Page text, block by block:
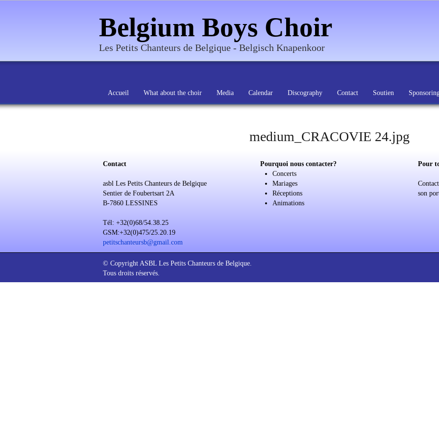
Belgium Boys Choir
Les Petits Chanteurs de Belgique - Belgisch Knapenkoor
Accueil What about the choir Media Calendar Discography Contact Soutien
medium_CRACOVIE 24.jpg
Contact
asbl Les Petits Chanteurs de Belgique
Sentier de Foubertsart 2A
B-7860 LESSINES
Tél: +32(0)68/54.38.25
GSM:+32(0)475/25.20.19
petitschanteursb@gmail.com
Pourquoi nous contacter?
Concerts
Mariages
Réceptions
Animations
Pour
son
© Copyright ASBL Les Petits Chanteurs de Belgique.
Tous droits réservés.